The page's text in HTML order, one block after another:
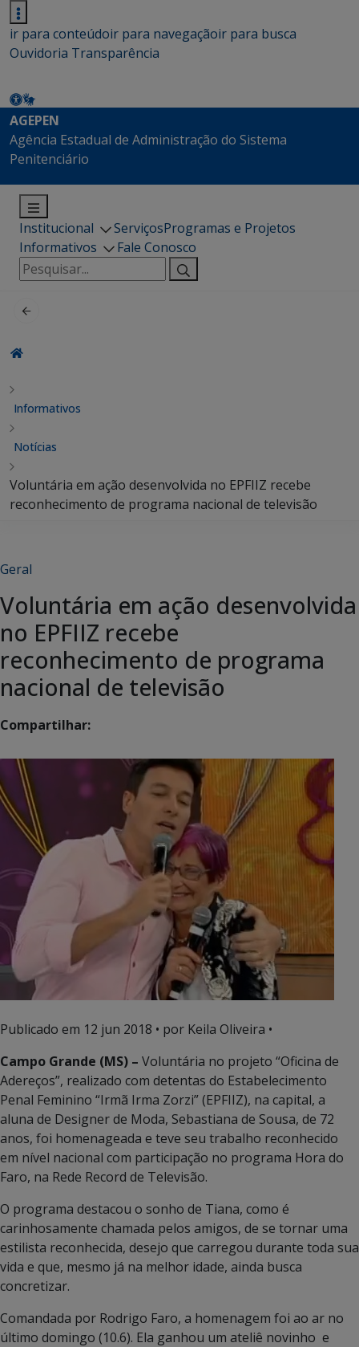
ir para conteúdoir para navegaçãoir para busca
Ouvidoria Transparência
AGEPEN
Agência Estadual de Administração do Sistema
Penitenciário
Institucional ServiçosProgramas e Projetos
Informativos
Fale Conosco
Pesquisar
por:
Informativos
Notícias
Voluntária em ação desenvolvida no EPFIIZ recebe
reconhecimento de programa nacional de televisão
Geral
Voluntária em ação desenvolvida
no EPFIIZ recebe
reconhecimento de programa
nacional de televisão
Compartilhar:
Publicado em 12 jun 2018 • por Keila Oliveira •
Campo Grande (MS) – Voluntária no projeto “Oficina de
Adereços”, realizado com detentas do Estabelecimento
Penal Feminino “Irmã Irma Zorzi” (EPFIIZ), na capital, a
aluna de Designer de Moda, Sebastiana de Sousa, de 72
anos, foi homenageada e teve seu trabalho reconhecido
em nível nacional com participação no programa Hora do
Faro, na Rede Record de Televisão.
O programa destacou o sonho de Tiana, como é
carinhosamente chamada pelos amigos, de se tornar uma
estilista reconhecida, desejo que carregou durante toda sua
vida e que, mesmo já na melhor idade, ainda busca
concretizar.
Comandada por Rodrigo Faro, a homenagem foi ao ar no
último domingo (10.6). Ela ganhou um ateliê novinho e